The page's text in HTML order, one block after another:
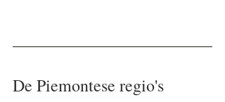
De Piemontese regio's